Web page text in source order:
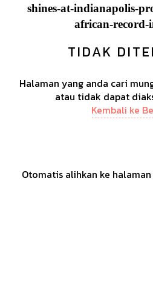
shines-at-indianapolis-
african-record-
TIDAK
Halaman yang anda cari
atau tidak dapat
Kembali ke
Otomatis alihkan ke